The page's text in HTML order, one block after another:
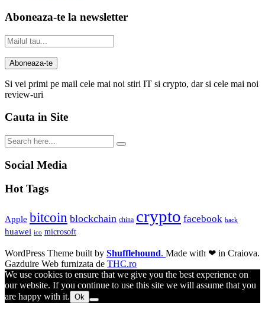
Aboneaza-te la newsletter
Si vei primi pe mail cele mai noi stiri IT si crypto, dar si cele mai noi
review-uri
Cauta in Site
Social Media
Hot Tags
Apple bitcoin blockchain china crypto facebook hack
huawei ico microsoft
WordPress Theme built by Shufflehound. Made with ❤ in Craiova.
Gazduire Web furnizata de THC.ro
We use cookies to ensure that we give you the best experience on
our website. If you continue to use this site we will assume that you
are happy with it. Ok